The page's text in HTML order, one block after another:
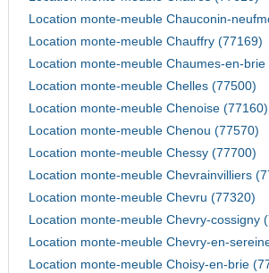
Location monte-meuble Chauconin-
Location monte-meuble Chauffry (77169)
Location monte-meuble Chaumes-en-brie
Location monte-meuble Chelles (77500)
Location monte-meuble Chenoise (77160)
Location monte-meuble Chenou (77570)
Location monte-meuble Chessy (77700)
Location monte-meuble Chevrainvilliers
Location monte-meuble Chevru (77320)
Location monte-meuble Chevry-cossigny
Location monte-meuble Chevry-en-
Location monte-meuble Choisy-en-brie